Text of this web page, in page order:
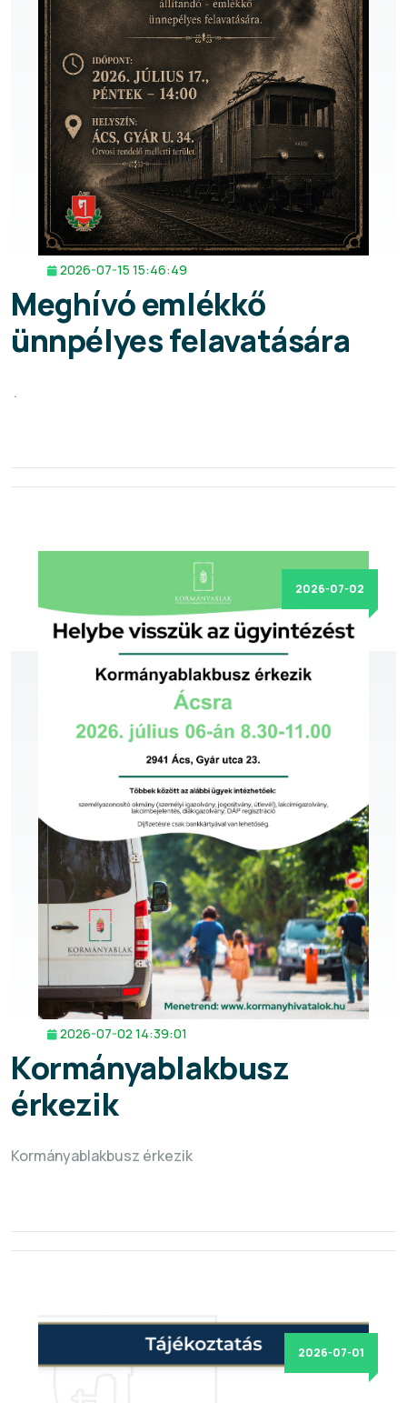
2026-07-15 15:46:49
Meghívó emlékkő
ünnpélyes felavatására
.
2026-07-02
2026-07-02 14:39:01
Kormányablakbusz
érkezik
Kormányablakbusz érkezik
2026-07-01